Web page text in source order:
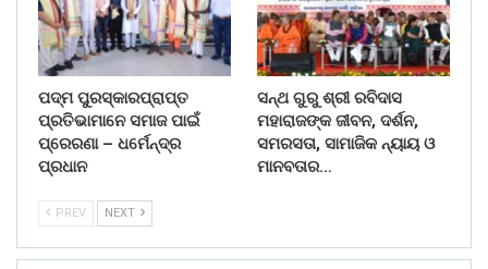
ପଦ୍ମ ପୁରସ୍କାରପ୍ରାପ୍ତ
ପ୍ରତିଭାମାନେ ସମାଜ ପାଇଁ
ପ୍ରେରଣା – ଧର୍ମେନ୍ଦ୍ର
ପ୍ରଧାନ
ସନ୍ଥ ଗୁରୁ ଶ୍ରୀ ରବିଦାସ
ମହାରାଜଙ୍କ ଜୀବନ, ଦର୍ଶନ,
ସମରସତା, ସାମାଜିକ ନ୍ୟାୟ ଓ
ମାନବତାର…
PREV NEXT